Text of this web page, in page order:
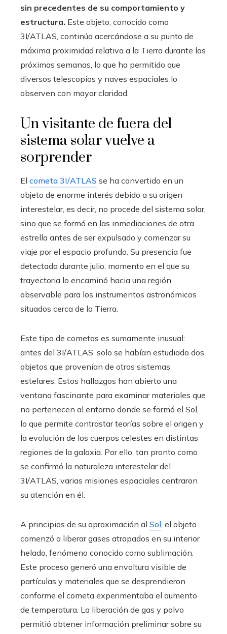
sin precedentes de su comportamiento y
estructura. Este objeto, conocido como
3I/ATLAS, continúa acercándose a su punto de
máxima proximidad relativa a la Tierra durante las
próximas semanas, lo que ha permitido que
diversos telescopios y naves espaciales lo
observen con mayor claridad.
Un visitante de fuera del
sistema solar vuelve a
sorprender
El cometa 3I/ATLAS se ha convertido en un
objeto de enorme interés debido a su origen
interestelar, es decir, no procede del sistema solar,
sino que se formó en las inmediaciones de otra
estrella antes de ser expulsado y comenzar su
viaje por el espacio profundo. Su presencia fue
detectada durante julio, momento en el que su
trayectoria lo encaminó hacia una región
observable para los instrumentos astronómicos
situados cerca de la Tierra.
Este tipo de cometas es sumamente inusual:
antes del 3I/ATLAS, solo se habían estudiado dos
objetos que provenían de otros sistemas
estelares. Estos hallazgos han abierto una
ventana fascinante para examinar materiales que
no pertenecen al entorno donde se formó el Sol,
lo que permite contrastar teorías sobre el origen y
la evolución de los cuerpos celestes en distintas
regiones de la galaxia. Por ello, tan pronto como
se confirmó la naturaleza interestelar del
3I/ATLAS, varias misiones espaciales centraron
su atención en él.
A principios de su aproximación al Sol , el objeto
comenzó a liberar gases atrapados en su interior
helado, fenómeno conocido como sublimación.
Este proceso generó una envoltura visible de
partículas y materiales que se desprendieron
conforme el cometa experimentaba el aumento
de temperatura. La liberación de gas y polvo
permitió obtener información preliminar sobre su